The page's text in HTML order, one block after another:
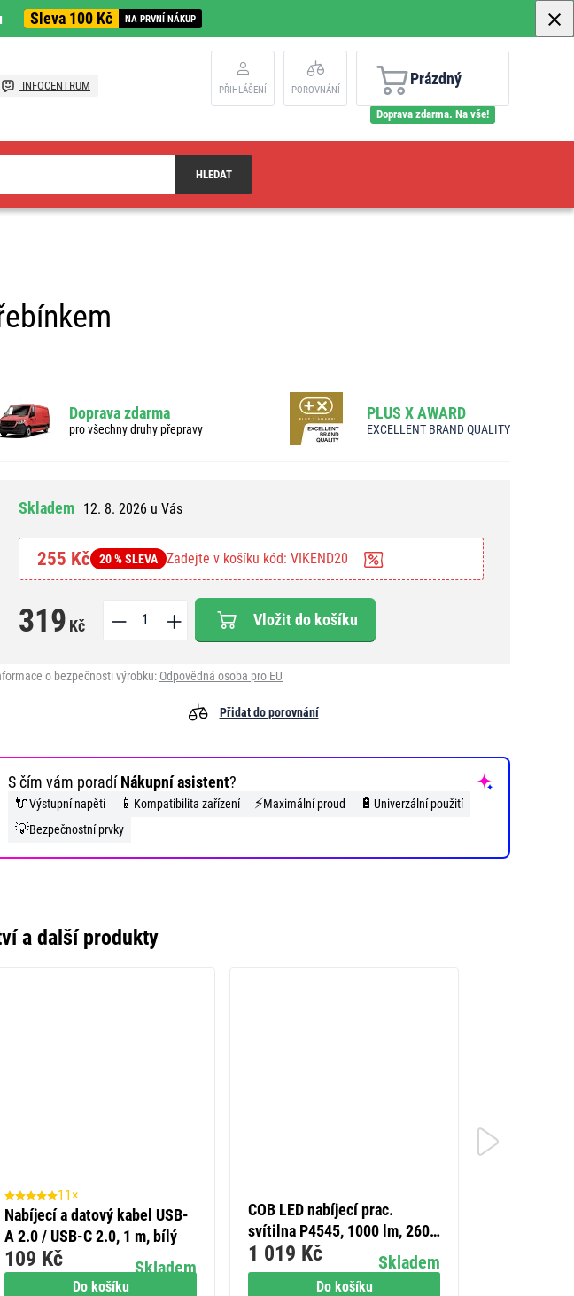
Sleva 100 Kč NA PRVNÍ NÁKUP
INFOCENTRUM PŘIHLÁŠENÍ POROVNÁNÍ
Prázdný
Doprava zdarma. Na vše!
HLEDAT
Doprava zdarma
pro všechny druhy přepravy
PLUS X AWARD
EXCELLENT BRAND QUALITY
Skladem 12. 8. 2026 u Vás
255 Kč 20 % SLEVA Zadejte v košíku kód: VIKEND20
319 Kč Vložit do košíku
o bezpečnosti výrobku: Odpovědná osoba pro EU
Přidat do porovnání
S čím vám poradíNákupní asistent?
🔌Výstupní napětí 📱 Kompatibilita zařízení ⚡Maximální proud 🔋 Univerzální použití
💡Bezpečnostní prvky
a další produkty
Do košíku
11×
Nabíjecí a datový kabel USB-
A 2.0 / USB-C 2.0, 1 m, bílý
Skladem
109 Kč
Do košíku
COB LED nabíjecí prac.
svítilna P4545, 1000 lm, 2600
mAh
Skladem
1 019 Kč